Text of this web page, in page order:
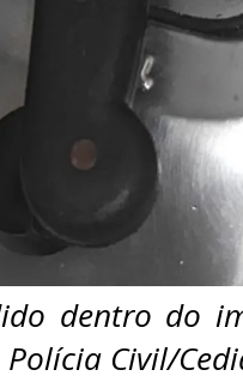
dentro do
Civil/